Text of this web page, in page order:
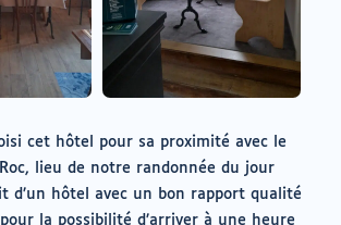
cet hôtel pour sa proximité avec le
lieu de notre randonnée du jour
d’un hôtel avec un bon rapport qualité
la possibilité d’arriver à une heure